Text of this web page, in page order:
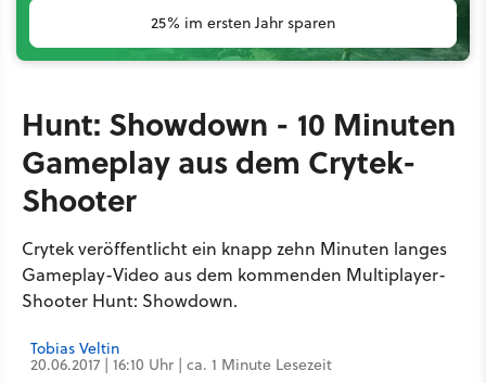
25% im ersten Jahr sparen
Hunt: Showdown - 10 Minuten
Gameplay aus dem Crytek-
Shooter
Crytek veröffentlicht ein knapp zehn Minuten langes
Gameplay-Video aus dem kommenden Multiplayer-
Shooter Hunt: Showdown.
Tobias Veltin
20.06.2017 | 16:10 Uhr | ca. 1 Minute Lesezeit